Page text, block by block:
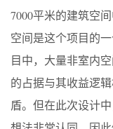
7000平米的建筑空
空间是这个项目的
目中，大量非室内
的占据与其收益逻
盾。但在此次设计